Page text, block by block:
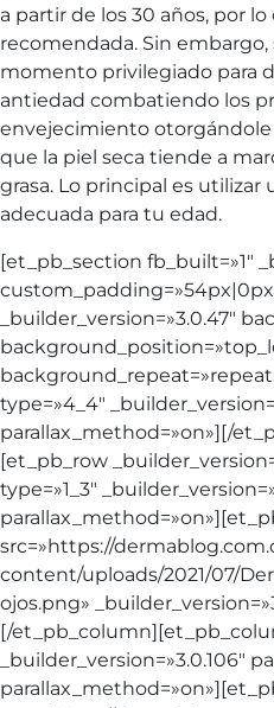
a partir de los 30 años, por
recomendada. Sin embargo,
momento privilegiado para
antiedad combatiendo los
envejecimiento
que la piel seca tiende a
grasa. Lo principal es utilizar
adecuada para tu edad.
[et_pb_section fb_built=»1″
_builder_version=»3.0.47″
type=»4_4″
parallax_method=»on»][/
[et_pb_row
type=»1_3″
src=»https://
content/uploads/2021/07/
ojos.png»
[/
_builder_version=»3.0.106″